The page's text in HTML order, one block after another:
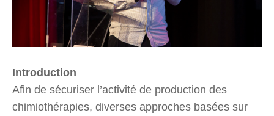
Introduction
Afin de sécuriser l’activité de production des
chimiothérapies, diverses approches basées sur